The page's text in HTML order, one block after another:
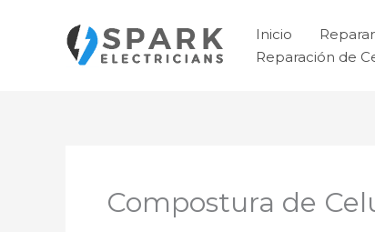
contenido
Inicio
Reparación de
Compostura de